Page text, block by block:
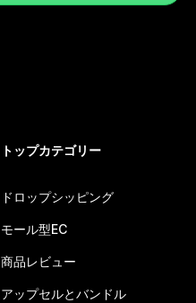
トップカテゴリー
ドロップシッピング
モール型EC
商品レビュー
アップセルとバンドル